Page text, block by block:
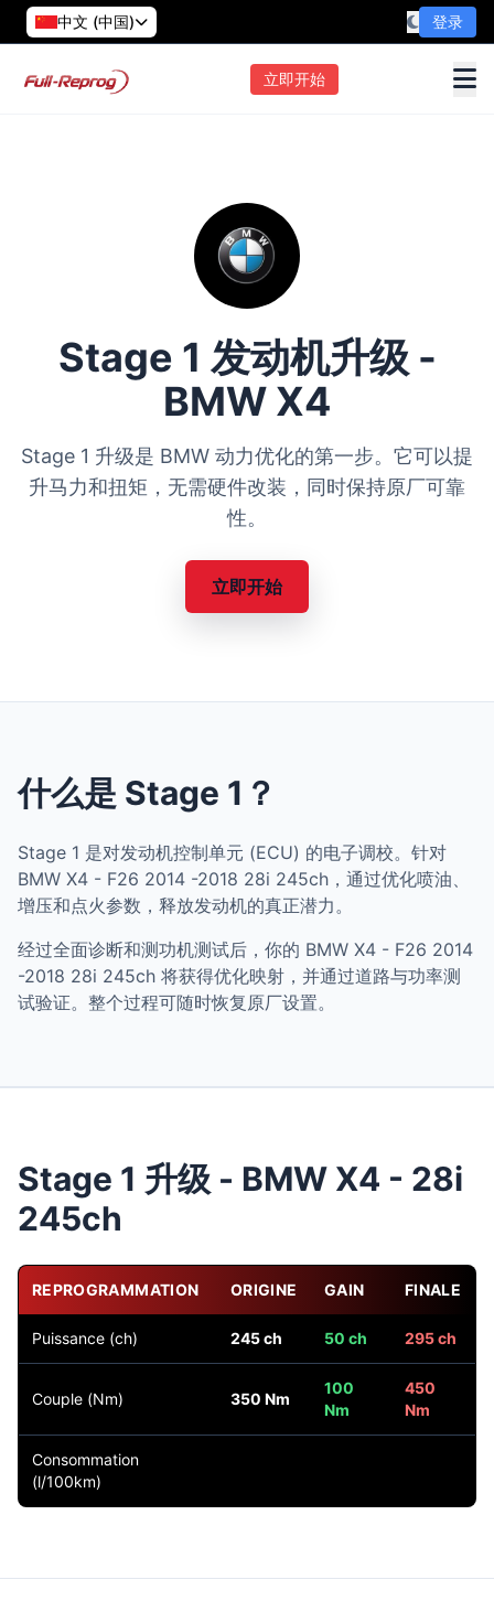
中文 (中国) 登录
立即开始
Stage 1 发动机升级 -
BMW X4
Stage 1 升级是 BMW 动力优化的第一步。它可以提
升马力和扭矩，无需硬件改装，同时保持原厂可靠
性。
立即开始
什么是 Stage 1？
Stage 1 是对发动机控制单元 (ECU) 的电子调校。针对
BMW X4 - F26 2014 -2018 28i 245ch，通过优化喷油、
增压和点火参数，释放发动机的真正潜力。
经过全面诊断和测功机测试后，你的 BMW X4 - F26 2014
-2018 28i 245ch 将获得优化映射，并通过道路与功率测
试验证。整个过程可随时恢复原厂设置。
Stage 1 升级 - BMW X4 - 28i
245ch
REPROGRAMMATION ORIGINE GAIN FINALE
Puissance (ch) 245 ch 50 ch 295 ch
Couple (Nm) 350 Nm
100
Nm
450
Nm
Consommation
(l/100km)